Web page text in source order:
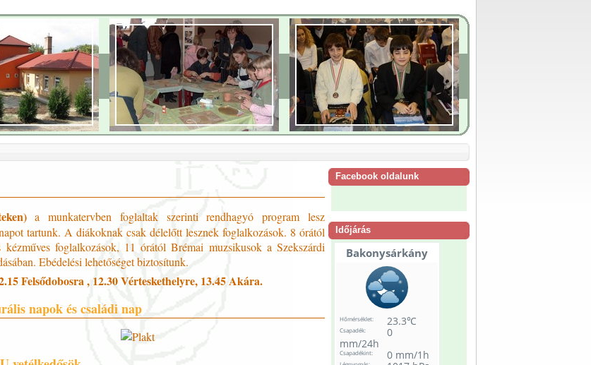
a munkatervben foglaltak szerinti rendhagyó program lesz
tartunk. A diákoknak csak délelőtt lesznek foglalkozások. 8 órától
kézműves foglalkozások, 11 órától Brémai muzsikusok a Szekszárdi
Ebédelési lehetőséget biztosítunk.
Felsődobosra , 12.30 Vérteskethelyre, 13.45 Akára.
napok és családi nap
Facebook oldalunk
Időjárás